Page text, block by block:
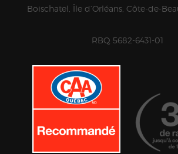
Boischatel, Île d’Orléans, Côte-de-
RBQ 5682-6431-01